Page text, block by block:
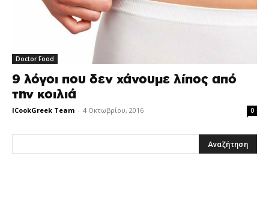
Doctor Food
9 λόγοι που δεν χάνουμε λίπος από
την κοιλιά
ICookGreek Team - 4 Οκτωβρίου, 2016 0